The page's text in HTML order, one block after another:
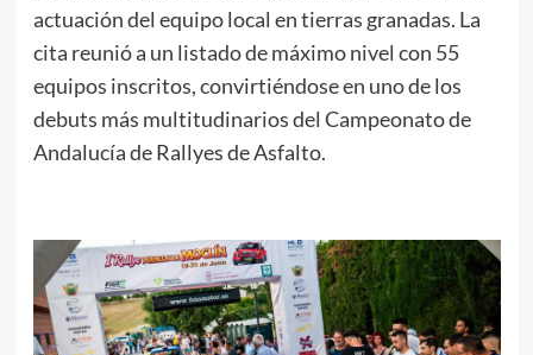
actuación del equipo local en tierras granadas. La
cita reunió a un listado de máximo nivel con 55
equipos inscritos, convirtiéndose en uno de los
debuts más multitudinarios del Campeonato de
Andalucía de Rallyes de Asfalto.